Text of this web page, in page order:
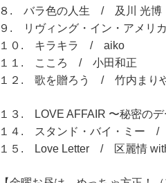
８. バラ色の人生 / 及川 光博
９. リヴィング・イン・アメ
１０. キラキラ / aiko
１１. こころ / 小田和正
１２. 歌を贈ろう / 竹内まり
１３. LOVE AFFAIR 〜秘密の
１４. スタンド・バイ・ミー /
１５. Love Letter / 区麗情